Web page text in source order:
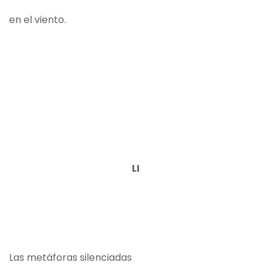
en el viento.
LI
Las metáforas silenciadas